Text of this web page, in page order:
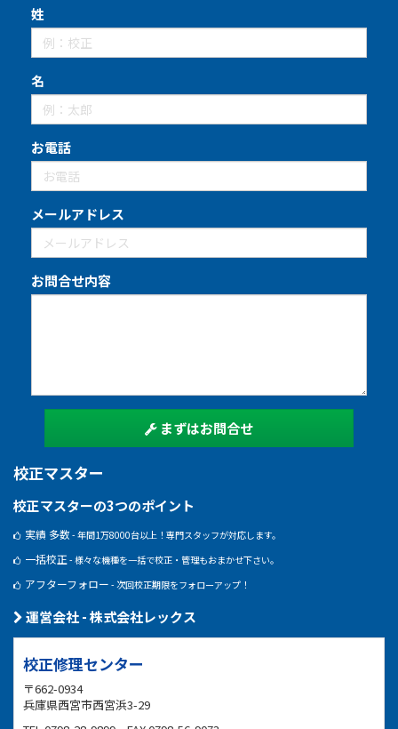
姓
名
お電話
メールアドレス
お問合せ内容
まずはお問合せ
校正マスター
校正マスターの3つのポイント
実績 多数- 年間1万8000台以上！専門スタッフが対応します。
一括校正 - 様々な機種を一括で校正・管理もおまかせ下さい。
アフターフォロー - 次回校正期限をフォローアップ！
運営会社 - 株式会社レックス
校正修理センター
〒662-0934
兵庫県西宮市西宮浜3-29